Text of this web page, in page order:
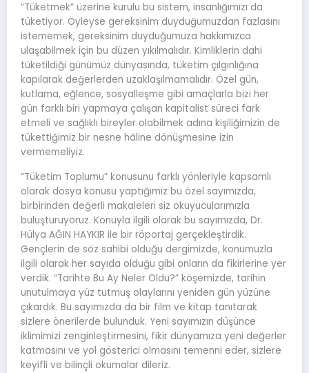
“Tüketmek” üzerine kurulu bu sistem, insanlığımızı da
tüketiyor. Öyleyse gereksinim duyduğumuzdan fazlasını
istememek, gereksinim duyduğumuza hakkımızca
ulaşabilmek için bu düzen yıkılmalıdır. Kimliklerin dahi
tüketildiği günümüz dünyasında, tüketim çılgınlığına
kapılarak değerlerden uzaklaşılmamalıdır. Özel gün,
kutlama, eğlence, sosyalleşme gibi amaçlarla bizi her
gün farklı biri yapmaya çalışan kapitalist süreci fark
etmeli ve sağlıklı bireyler olabilmek adına kişiliğimizin de
tükettiğimiz bir nesne hâline dönüşmesine izin
vermemeliyiz.
“Tüketim Toplumu” konusunu farklı yönleriyle kapsamlı
olarak dosya konusu yaptığımız bu özel sayımızda,
birbirinden değerli makaleleri siz okuyucularımızla
buluşturuyoruz. Konuyla ilgili olarak bu sayımızda, Dr.
Hülya AĞIN HAYKIR ile bir röportaj gerçekleştirdik.
Gençlerin de söz sahibi olduğu dergimizde, konumuzla
ilgili olarak her sayıda olduğu gibi onların da fikirlerine yer
verdik. “Tarihte Bu Ay Neler Oldu?” köşemizde, tarihin
unutulmaya yüz tutmuş olaylarını yeniden gün yüzüne
çıkardık. Bu sayımızda da bir film ve kitap tanıtarak
sizlere önerilerde bulunduk. Yeni sayımızın düşünce
iklimimizi zenginleştirmesini, fikir dünyamıza yeni değerler
katmasını ve yol gösterici olmasını temenni eder, sizlere
keyifli ve bilinçli okumalar dileriz.